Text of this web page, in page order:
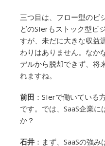
三つ目は、フロー型のビ
どのSIerもストック型ビ
すが、未だに大きな収益
わりはありません。なか
デルから脱却できず、将
れますね。
前田 ：SIerで働いている
です。では、SaaS企業
か？
石井 ：まず、SaaSの強